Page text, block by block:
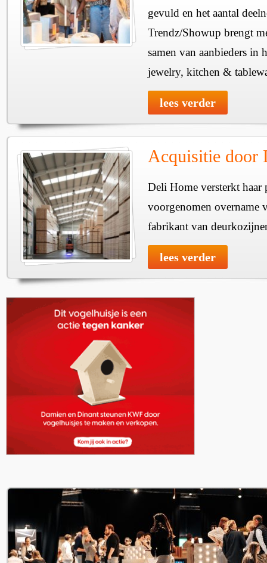
gevuld en het aantal
Trendz/Showup brengt
samen van aanbieders in
jewelry, kitchen &
lees verder
Acquisitie door
Deli Home versterkt haar
voorgenomen overname
fabrikant van
lees verder